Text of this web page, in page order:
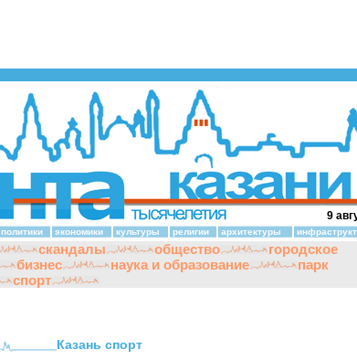
9
политики экономики культуры религии архитектуры
скандалы общество
городское
бизнес наука и образование
парк
спорт
Казань спорт